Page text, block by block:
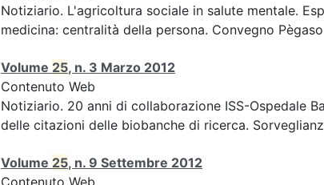
Notiziario. L'agricoltura sociale in salute mentale.
medicina: centralità della persona. Convegno
Volume 25, n. 3 Marzo 2012
Contenuto Web
Notiziario. 20 anni di collaborazione ISS-Ospedale
delle citazioni delle biobanche di ricerca.
Volume 25, n. 9 Settembre 2012
Contenuto Web